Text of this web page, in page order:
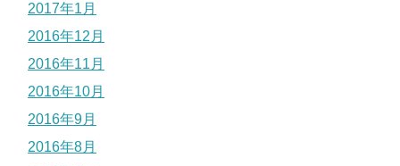
2017年1月
2016年12月
2016年11月
2016年10月
2016年9月
2016年8月